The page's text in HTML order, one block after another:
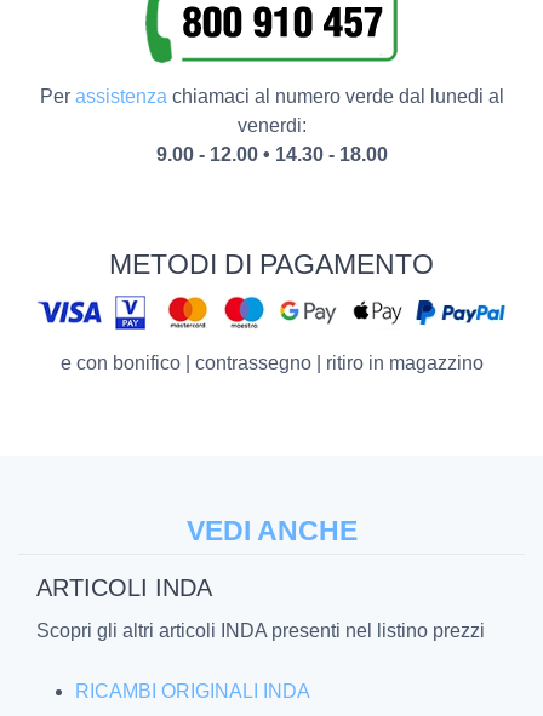
Per assistenzachiamaci al numero verde dal lunedi al
venerdi:
9.00 - 12.00 • 14.30 - 18.00
METODI DI PAGAMENTO
e con bonifico | contrassegno | ritiro in magazzino
VEDI ANCHE
ARTICOLI INDA
Scopri gli altri articoli INDA presenti nel listino prezzi
RICAMBI ORIGINALI INDA